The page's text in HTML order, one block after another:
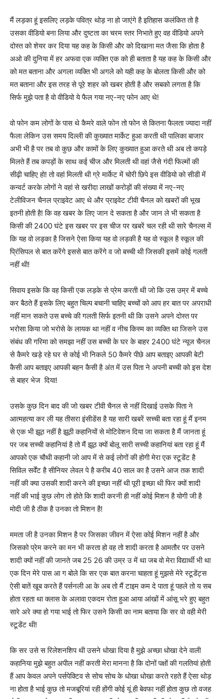
मैं लड़का हूं इसलिए लड़के पवित्र थोड़ ना हो जाएंगे है इतिहास कलंकित तो है
उसका वीडियो बना लिया और दुष्टता का चरम स्तर निभाते हुए वह वीडियो अपने
दोस्त को शेयर कर दिया यह कह के किसी और को दिखाना मत जैसा कि होता है
अओ की दुनिया में हर अफवा एक व्यक्ति एक को ही बताता है यह कह के किसी और
को मत बताना और अगला व्यक्ति भी अगले को यही कह के बोलता किसी और को
मत बताना और इस तरह से पूरे शहर को खबर होती है और सबको लगता है कि
सिर्फ मुझे पता है वो वीडियो ये फैल गया नए-नए फोन आए थे!
वो फोन कम लोगों के पास थे कैमरे वाले फोन तो फोन से कितना फैलता ज्यादा नहीं
फैला लेकिन उस समय दिल्ली की कुख्यात मार्केट हुआ करती थी पालिका बाजार
अभी भी है पर तब वो कुछ और कामों के लिए कुख्यात हुआ करते थी अब तो कपड़े
मिलते हैं तब कपड़ों के साथ कई चीज और मिलती थी वहां जैसे गंदी फिल्मों की
सीढ़ी चाहिए हो! तो वहां मिलती थी ग्रे मार्केट में चोरी छिपे इस वीडियो को सीडी में
कन्वर्ट करके लोगों ने वहां से खरीदा लाखों करोड़ों की संख्या में नए-नए
टेलीविजन चैनल प्राइवेट आए थे और प्राइवेट टीवी चैनल को खबरों की भूख
इतनी होती है! कि वह खबर के लिए जान दे सकता है और जान ले भी सकता है
किसी की 2400 घंटे इस खबर पर इस चीज पर खबरें चल रही थी सारे चैनल्स में
कि यह वो लड़का है जिसने ऐसा किया यह वो लड़की है यह वो स्कूल है स्कूल की
प्रिंसिपल से बात करेंगे इससे बात करेंगे व जो बच्ची थी जिसकी इसमें कोई गलती
नहीं थी!
सिवाय इसके कि वह किसी एक लड़के से प्रेम करती थी जो कि उस उम्र में बच्चे
कर बैठते हैं इसके लिए बहुत चिल्प बचानी चाहिए बच्चों को आप हर बात पर अपराधी
नहीं मान सकते उस बच्चे की गलती सिर्फ इतनी थी कि उसने अपने दोस्त पर
भरोसा किया जो भरोसे के लायक था नहीं व नीच किस्म का व्यक्ति था जिसने उस
संबंध की गरिमा को समझा नहीं उस बच्ची के घर के बाहर 2400 घंटे न्यूज चैनल
से कैमरे खड़े रहे घर से कोई भी निकले 50 कैमरे पीछे आप बताइए आपकी बेटी
कैसी आप बताइए आपकी बहन कैसी है अंत में उस पिता ने अपनी बच्ची को इस देश
से बाहर भेज दिया!
उसके कुछ दिन बाद की जो खबर टीवी चैनल से नहीं दिखाई उसके पिता ने
आत्महत्या कर ली यह तीसरा इंसीडेंस है यह सारी खबरें सच्ची बता रहा हूं मैं इनम
से एक भी झूठ नहीं है झूठी कहानियों से मोटिवेशन दिया जा सकता है मैं जानता हूं
पर जब सच्ची कहानियां है तो मैं झूठ क्यों बोलू सारी सच्ची कहानियां बता रहा हूं मैं
आपको एक चौथी कहानी जो आप में से कई लोगों की होगी मेरा एक स्टूडेंट है
सिविल सर्वेंट है सीनियर लेवल पे है करीब 40 साल का है उसने आज तक शादी
नहीं की क्या उसकी शादी करने की इच्छा नहीं थी पूरी इच्छा थी फिर क्यों शादी
नहीं की भाई कुछ लोग तो होते कि शादी करनी ही नहीं कोई मिशन है योगी जी है
मोदी जी है ठीक है उनका तो मिशन है!
ममता जी है उनका मिशन है पर जिसका जीवन में ऐसा कोई मिशन नहीं है और
जिसको प्रेम करने का मन भी करता हो वह तो शादी करता है आमतौर पर उसने
शादी क्यों नहीं की जानते जब 25 26 की उम्र उ में था जब वो मेरा विद्यार्थी भी था
एक दिन मेरे पास आ ग बोले कि सर एक बात करना चाहता हूं मुझसे मेरे स्टूडेंट्स
ऐसी बातें खूब करते हैं पर्सनली आ के अब तो मैं टाइम कम दे पाता हूं पहले तो य सब
होता रहता था क्लास के अलावा एकदम रोता हुआ आया आंखों में आंसू भरे हुए बहुत
सारे अरे क्या हो गया भाई तो फिर उसने किसी का नाम बताया कि सर वो वही मेरी
स्टूडेंट थी!
कि सर उसे स रिलेशनशिप थी उसने धोखा दिया है मुझे अच्छा धोखा देने वाली
कहानिया मुझे बहुत अपील नहीं करती मेरा मानना है कि दोनों पक्षों की गलतियां होती
हैं आप केवल अपने पर्सपेक्टिव से सोच सोच के धोखा धोखा करते रहते हैं ऐसा थोड़
ना होता है भाई कुछ तो मजबूरियां रही होंगी कोई यूं ही बेवफा नहीं होता कुछ तो वजह